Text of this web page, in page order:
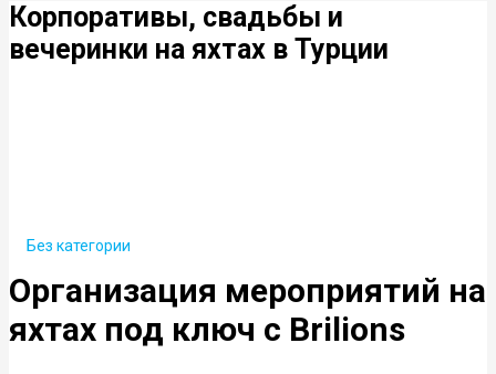
Корпоративы, свадьбы и
вечеринки на яхтах в Турции
Без категории
Организация мероприятий на
яхтах под ключ с Brilions